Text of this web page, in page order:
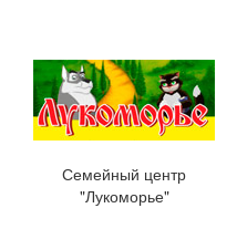
Семейный центр
"Лукоморье"